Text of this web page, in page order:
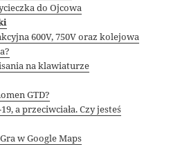
do Ojcowa
600V, 750V oraz kolejowa
na klawiaturze
GTD?
a przeciwciała. Czy jesteś
w Google Maps